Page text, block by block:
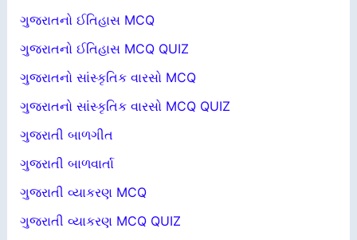
ગુજરાતનો ઈતિહાસ MCQ
ગુજરાતનો ઈતિહાસ MCQ QUIZ
ગુજરાતનો સાંસ્કૃતિક વારસો MCQ
ગુજરાતનો સાંસ્કૃતિક વારસો MCQ QUIZ
ગુજરાતી બાળગીત
ગુજરાતી બાળવાર્તા
ગુજરાતી વ્યાકરણ MCQ
ગુજરાતી વ્યાકરણ MCQ QUIZ